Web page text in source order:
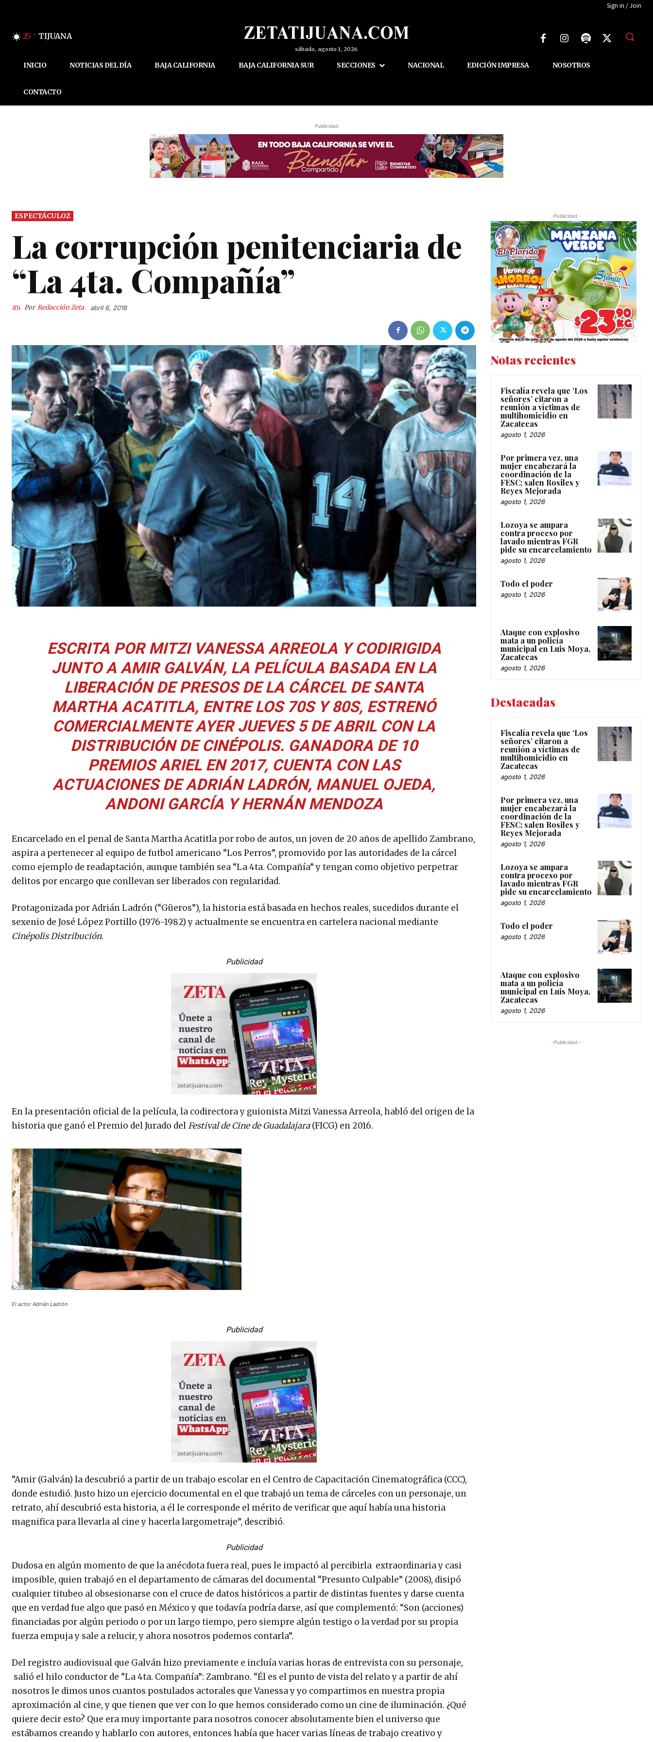
Sign in / Join
25 C TIJUANA
sábado, agosto 1, 2026
INICIO NOTICIAS DEL DÍA BAJA CALIFORNIA BAJA CALIFORNIA SUR SECCIONES NACIONAL EDICIÓN IMPRESA NOSOTROS
CONTACTO
Publicidad
ESPECTÁCULOZ
La corrupción penitenciaria de
“La 4ta. Compañía”
Por Redacción Zeta abril 6, 2018
ESCRITA POR MITZI VANESSA ARREOLA Y CODIRIGIDA
JUNTO A AMIR GALVÁN, LA PELÍCULA BASADA EN LA
LIBERACIÓN DE PRESOS DE LA CÁRCEL DE SANTA
MARTHA ACATITLA, ENTRE LOS 70S Y 80S, ESTRENÓ
COMERCIALMENTE AYER JUEVES 5 DE ABRIL CON LA
DISTRIBUCIÓN DE CINÉPOLIS. GANADORA DE 10
PREMIOS ARIEL EN 2017, CUENTA CON LAS
ACTUACIONES DE ADRIÁN LADRÓN, MANUEL OJEDA,
ANDONI GARCÍA Y HERNÁN MENDOZA
Encarcelado en el penal de Santa Martha Acatitla por robo de autos, un joven de 20 años de apellido Zambrano,
aspira a pertenecer al equipo de futbol americano “Los Perros”, promovido por las autoridades de la cárcel
como ejemplo de readaptación, aunque también sea “La 4ta. Compañía” y tengan como objetivo perpetrar
delitos por encargo que conllevan ser liberados con regularidad.
Protagonizada por Adrián Ladrón (“Güeros”), la historia está basada en hechos reales, sucedidos durante el
sexenio de José López Portillo (1976-1982) y actualmente se encuentra en cartelera nacional mediante
Cinépolis Distribución.
Publicidad
En la presentación oficial de la película, la codirectora y guionista Mitzi Vanessa Arreola, habló del origen de la
historia que ganó el Premio del Jurado delFestival de Cine de Guadalajara(FICG) en 2016.
El actor Adrián Ladrón
Publicidad
“Amir (Galván) la descubrió a partir de un trabajo escolar en el Centro de Capacitación Cinematográfica (CCC),
donde estudió. Justo hizo un ejercicio documental en el que trabajó un tema de cárceles con un personaje, un
retrato, ahí descubrió esta historia, a él le corresponde el mérito de verificar que aquí había una historia
magnifica para llevarla al cine y hacerla largometraje”, describió.
Publicidad
Dudosa en algún momento de que la anécdota fuera real, pues le impactó al percibirla extraordinaria y casi
imposible, quien trabajó en el departamento de cámaras del documental “Presunto Culpable” (2008), disipó
cualquier titubeo al obsesionarse con el cruce de datos históricos a partir de distintas fuentes y darse cuenta
que en verdad fue algo que pasó en México y que todavía podría darse, así que complementó: “Son (acciones)
financiadas por algún periodo o por un largo tiempo, pero siempre algún testigo o la verdad por su propia
fuerza empuja y sale a relucir, y ahora nosotros podemos contarla”.
Del registro audiovisual que Galván hizo previamente e incluía varias horas de entrevista con su personaje,
salió el hilo conductor de “La 4ta. Compañía”: Zambrano. “Él es el punto de vista del relato y a partir de ahí
nosotros le dimos unos cuantos postulados actorales que Vanessa y yo compartimos en nuestra propia
aproximación al cine, y que tienen que ver con lo que hemos considerado como un cine de iluminación. ¿Qué
quiere decir esto? Que era muy importante para nosotros conocer absolutamente bien el universo que
estábamos creando y hablarlo con autores, entonces había que hacer varias líneas de trabajo creativo y
-Publicidad -
Notas recientes
Fiscalía revela que ‘Los
señores’ citaron a
reunión a víctimas de
multihomicidio en
Zacatecas
agosto 1, 2026
Por primera vez, una
mujer encabezará la
coordinación de la
FESC; salen Rosiles y
Reyes Mejorada
agosto 1, 2026
Lozoya se ampara
contra proceso por
lavado mientras FGR
pide su encarcelamiento
agosto 1, 2026
Todo el poder
agosto 1, 2026
Ataque con explosivo
mata a un policía
municipal en Luis Moya,
Zacatecas
agosto 1, 2026
Destacadas
Fiscalía revela que ‘Los
señores’ citaron a
reunión a víctimas de
multihomicidio en
Zacatecas
agosto 1, 2026
Por primera vez, una
mujer encabezará la
coordinación de la
FESC; salen Rosiles y
Reyes Mejorada
agosto 1, 2026
Lozoya se ampara
contra proceso por
lavado mientras FGR
pide su encarcelamiento
agosto 1, 2026
Todo el poder
agosto 1, 2026
Ataque con explosivo
mata a un policía
municipal en Luis Moya,
Zacatecas
agosto 1, 2026
-Publicidad -